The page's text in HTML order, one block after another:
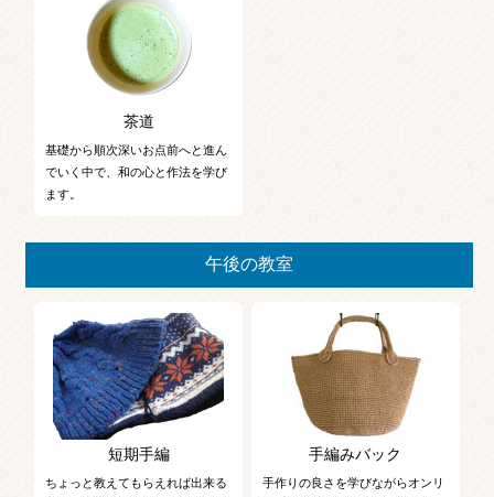
茶道
基礎から順次深いお点前へと進ん
でいく中で、和の心と作法を学び
ます。
午後の教室
短期手編
ちょっと教えてもらえれば出来る
手編みバック
手作りの良さを学びながらオンリ